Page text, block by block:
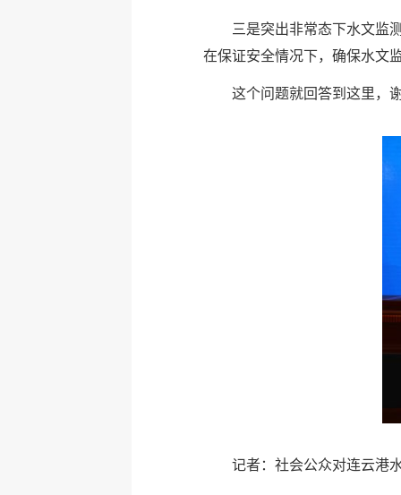
三是突出非常态下水文监
在保证安全情况下，确保水文
这个问题就回答到这里，
记者：社会公众对连云港